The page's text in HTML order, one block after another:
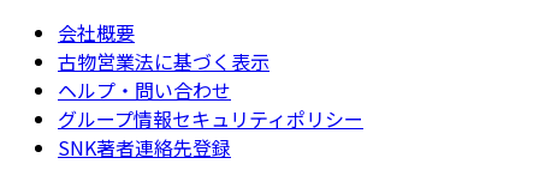
会社概要
古物営業法に基づく表示
ヘルプ・問い合わせ
グループ情報セキュリティポリシー
SNK著者連絡先登録